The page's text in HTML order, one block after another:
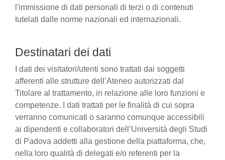
l'immissione di dati personali di terzi o di contenuti
tutelati dalle norme nazionali ed internazionali.
Destinatari dei dati
I dati dei visitatori/utenti sono trattati dai soggetti
afferenti alle strutture dell’Ateneo autorizzati dal
Titolare al trattamento, in relazione alle loro funzioni e
competenze. I dati trattati per le finalità di cui sopra
verranno comunicati o saranno comunque accessibili
ai dipendenti e collaboratori dell’Università degli Studi
di Padova addetti alla gestione della piattaforma, che,
nella loro qualità di delegati e/o referenti per la